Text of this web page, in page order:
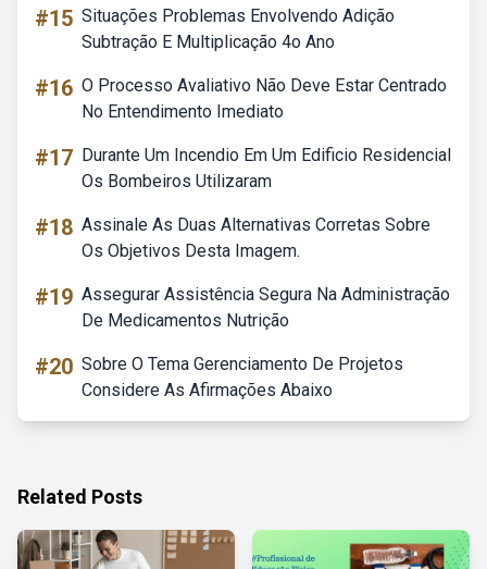
#15 Situações Problemas Envolvendo Adição
Subtração E Multiplicação 4o Ano
#16 O Processo Avaliativo Não Deve Estar Centrado
No Entendimento Imediato
#17 Durante Um Incendio Em Um Edificio Residencial
Os Bombeiros Utilizaram
#18 Assinale As Duas Alternativas Corretas Sobre
Os Objetivos Desta Imagem.
#19 Assegurar Assistência Segura Na Administração
De Medicamentos Nutrição
#20 Sobre O Tema Gerenciamento De Projetos
Considere As Afirmações Abaixo
Related Posts